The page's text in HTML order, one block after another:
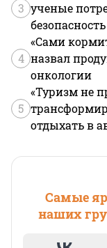
3 ученые
безопасность
4
«Сами
назвал
онкологии
5
«Туризм не
отдыхать в
Самые
наших